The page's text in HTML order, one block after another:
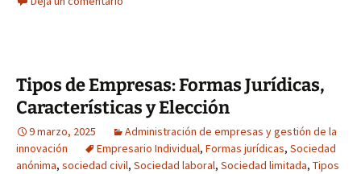
Tipos de Empresas: Formas Jurídicas,
Características y Elección
9 marzo, 2025
Administración de empresas y gestión de la
innovación
Empresario Individual, Formas jurídicas, Sociedad
anónima, sociedad civil, Sociedad laboral, Sociedad limitada, Tipos